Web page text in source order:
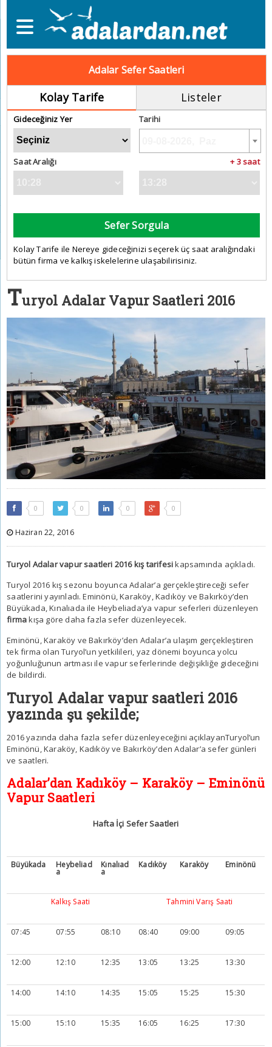
Adalar Sefer Saatleri
Kolay Tarife Listeler
Gideceğiniz Yer Tarihi
Saat Aralığı + 3 saat
Sefer Sorgula
Kolay Tarife ile Nereye gideceğinizi seçerek üç saat aralığındaki
bütün firma ve kalkış iskelelerine ulaşabilirisiniz.
Turyol Adalar Vapur Saatleri 2016
0 0 0 0
Haziran 22, 2016
Turyol Adalar vapur saatleri 2016 kış tarifesikapsamında açıkladı.
Turyol 2016 kış sezonu boyunca Adalar’a gerçekleştireceği sefer
saatlerini yayınladı. Eminönü, Karaköy, Kadıköy ve Bakırköy’den
Büyükada, Kınalıada ile Heybeliada’ya vapur seferleri düzenleyen
firmakışa göre daha fazla sefer düzenleyecek.
Eminönü, Karaköy ve Bakırköy’den Adalar’a ulaşım gerçekleştiren
tek firma olan Turyol’un yetkilileri, yaz dönemi boyunca yolcu
yoğunluğunun artması ile vapur seferlerinde değişikliğe gideceğini
de bildirdi.
Turyol Adalar vapur saatleri 2016
yazında şu şekilde;
2016 yazında daha fazla sefer düzenleyeceğini açıklayanTuryol’un
Eminönü, Karaköy, Kadıköy ve Bakırköy’den Adalar’a sefer günleri
ve saatleri.
Adalar’dan Kadıköy – Karaköy – Eminönü
Vapur Saatleri
Hafta İçi Sefer Saatleri
Büyükada Heybeliad
a
Kınalıad
a
Kadıköy Karaköy Eminönü
Kalkış Saati Tahmini Varış Saati
07:45 07:55 08:10 08:40 09:00 09:05
12:00 12:10 12:35 13:05 13:25 13:30
14:00 14:10 14:35 15:05 15:25 15:30
15:00 15:10 15:35 16:05 16:25 17:30